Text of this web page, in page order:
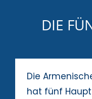
DIE
Die
hat fünf